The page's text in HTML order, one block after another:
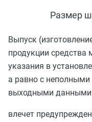
Размер
Выпуск
продукции
указания в
а равно с
выходными данными
влечет